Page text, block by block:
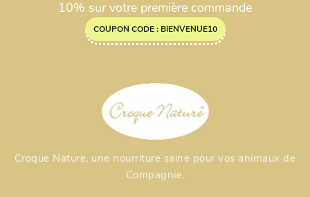
10% sur votre première commande
COUPON CODE : BIENVENUE10
Croque Nature, une nourriture saine pour vos animaux de
Compagnie.